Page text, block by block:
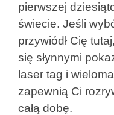
pierwszej
świecie. Jeśli
przywiódł Cię
się słynnymi
laser tag i
zapewnią Ci
całą dobę.